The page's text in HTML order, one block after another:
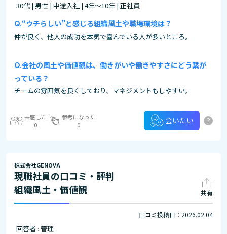
30代 | 男性 | 中途入社 | 4年～10年 | 正社員
“ウチらしい”と感じる組織風土や職場環境は？
仲が良く、他人の成功を本気で喜んでいる人が多いところ。
会社の風土や価値観は、働きがいや働きやすさにどう繋が
っている？
チームの雰囲気を良くしており、マネジメントもしやすい。
共感した
0
参考になった
0
会いたい ?
株式会社GENOVA
現職社員の口コミ・評判
組織風土・価値観
共有
口コミ投稿日：2026.02.04
回答者 : 管理